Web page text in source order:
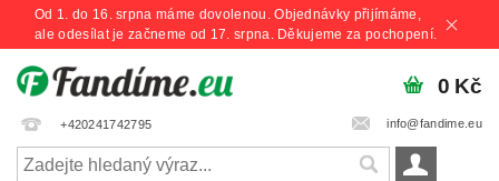
Od 1. do 16. srpna máme dovolenou. Objednávky přijímáme,
ale odesílat je začneme od 17. srpna. Děkujeme za pochopení.
+420241742795 info@fandime.eu
0 Kč